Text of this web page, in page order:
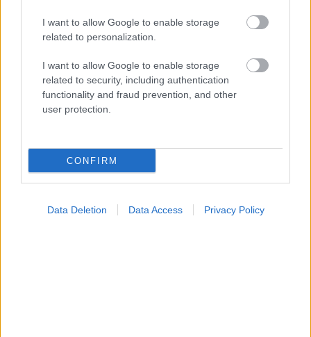
I want to allow Google to enable storage
related to personalization.
I want to allow Google to enable storage
related to security, including authentication
functionality and fraud prevention, and other
user protection.
CONFIRM
Data Deletion Data Access Privacy Policy
Loading...
ΣΗΜΕΡΑ ΣΤΟ IATRONET.GR